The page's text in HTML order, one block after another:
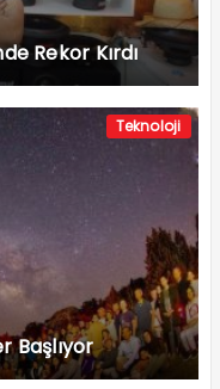
Rekor Kırdı
Teknoloji
Başlıyor